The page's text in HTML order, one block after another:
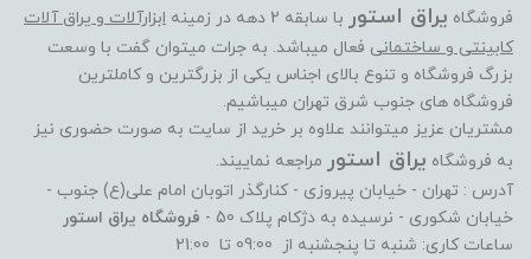
فروشگاه یراق استور با سابقه 2 دهه در زمینه
ابزارآلات و یراق آلات
کابینتی و ساختمانی فعال میباشد. به جرات میتوان گفت با وسعت
بزرگ فروشگاه و تنوع بالای اجناس یکی از بزرگترین و کاملترین
فروشگاه های جنوب شرق تهران میباشیم.
مشتریان عزیز میتوانند علاوه بر خرید از سایت به صورت حضوری نیز
به فروشگاه یراق استور مراجعه نماییند.
آدرس : تهران - خیابان پیروزی - کنارگذر اتوبان امام علی(ع) جنوب -
خیابان شکوری - نرسیده به دژکام پلاک 50 -
فروشگاه یراق استور
ساعات کاری: شنبه تا پنجشنبه از 09:00 تا 21:00